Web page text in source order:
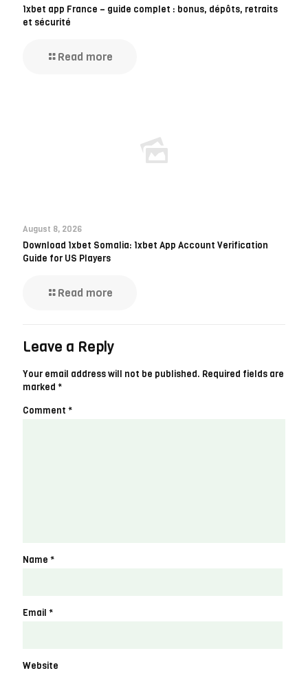
1xbet app France – guide complet : bonus, dépôts, retraits
et sécurité
Read more
August 8, 2026
Download 1xbet Somalia: 1xbet App Account Verification
Guide for US Players
Read more
Leave a Reply
Your email address will not be published. Required fields are
marked *
Comment *
Name *
Email *
Website